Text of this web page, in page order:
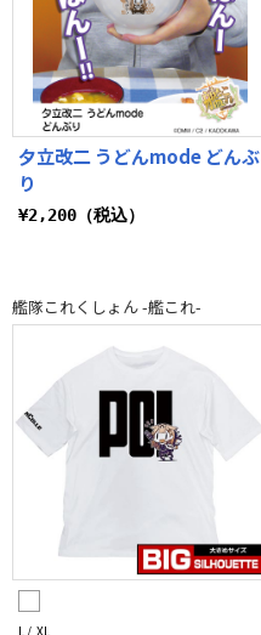
夕立改二 うどんmode どんぶ
り
¥2,200（税込）
艦隊これくしょん -艦これ-
L / XL